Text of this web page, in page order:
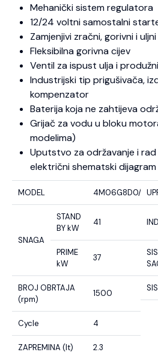
Mehanički sistem regulatora
12/24 voltni samostalni
Zamjenjivi zračni, gorivni i
Fleksibilna gorivna cijev
Ventil za ispust ulja i
Industrijski tip prigušivača,
kompenzator
Baterija koja ne zahtijeva
Grijač za vodu u bloku
modelima)
Uputstvo za održavanje i
električni shematski dijagram
MODEL 4M06G8D0/S
SNAGA
STAND
BY kW
41
PRIME
kW
37
BROJ OBRTAJA
(rpm)
1500
Cycle 4
ZAPREMINA (lt) 2.3